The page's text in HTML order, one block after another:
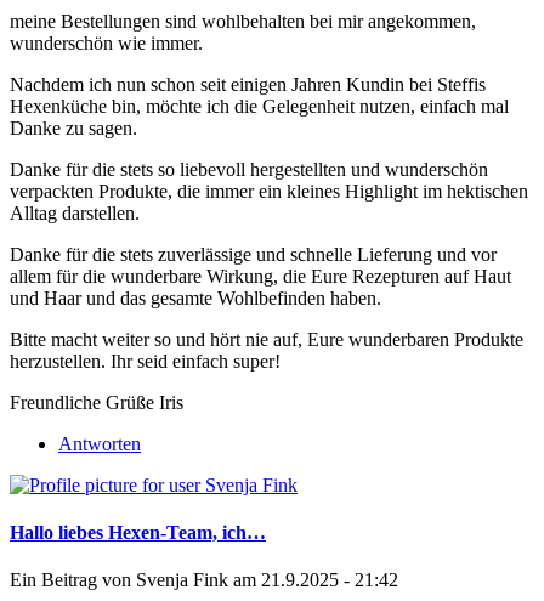
meine Bestellungen sind wohlbehalten bei mir angekommen,
wunderschön wie immer.
Nachdem ich nun schon seit einigen Jahren Kundin bei Steffis
Hexenküche bin, möchte ich die Gelegenheit nutzen, einfach mal
Danke zu sagen.
Danke für die stets so liebevoll hergestellten und wunderschön
verpackten Produkte, die immer ein kleines Highlight im hektischen
Alltag darstellen.
Danke für die stets zuverlässige und schnelle Lieferung und vor
allem für die wunderbare Wirkung, die Eure Rezepturen auf Haut
und Haar und das gesamte Wohlbefinden haben.
Bitte macht weiter so und hört nie auf, Eure wunderbaren Produkte
herzustellen. Ihr seid einfach super!
Freundliche Grüße Iris
Antworten
Hallo liebes Hexen-Team, ich…
Ein Beitrag von Svenja Fink am 21.9.2025 - 21:42